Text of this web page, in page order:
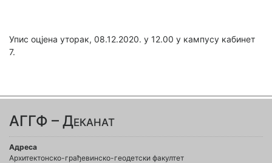
Упис оцјена уторак, 08.12.2020. у 12.00 у кампусу кабинет
7.
АГГФ – Деканат
Адреса
Архитектонско-грађевинско-геодетски факултет